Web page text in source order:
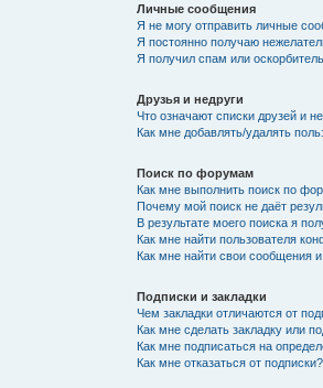
Личные сообщения
Я не могу отправить личные
Я постоянно получаю
Я получил спам или
Друзья и недруги
Что означают списки друзей и
Как мне добавлять/удалять
Поиск по форумам
Как мне выполнить поиск по
Почему мой поиск не даёт
В результате моего поиска я
Как мне найти пользователя
Как мне найти свои сообщения
Подписки и закладки
Чем закладки отличаются от
Как мне сделать закладку или
Как мне подписаться на
Как мне отказаться от подписки?